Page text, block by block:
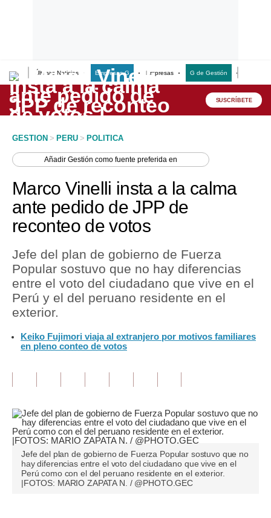
Últimas Noticias Empresas G Empresas G de Gestión
Lo último
Peru Quiosco
Economía
Mercados
Política
Tu Dinero
Finanzas Personales
Inmobiliarias
Opinión
Editorial
Pregunta de hoy
Blogs
Tendencias
SUSCRÍBETE
GESTION > PERU > POLITICA
AñadirGestión como fuente preferida en
Marco Vinelli insta a la calma
ante pedido de JPP de
reconteo de votos
Jefe del plan de gobierno de Fuerza
Popular sostuvo que no hay diferencias
entre el voto del ciudadano que vive en el
Perú y el del peruano residente en el
exterior.
Keiko Fujimori viaja al extranjero por motivos familiares
en pleno conteo de votos
Jefe del plan de gobierno de Fuerza Popular sostuvo que no
hay diferencias entre el voto del ciudadano que vive en el
Perú como con el del peruano residente en el exterior.
|FOTOS: MARIO ZAPATA N. / @PHOTO.GEC